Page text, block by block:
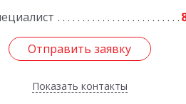
Отправить заявку
Показать контакты
Отправить заявку
Назад